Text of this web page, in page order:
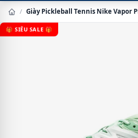
/ Giày Pickleball Tennis Nike Vapor
🎁 SIÊU SALE 🎁